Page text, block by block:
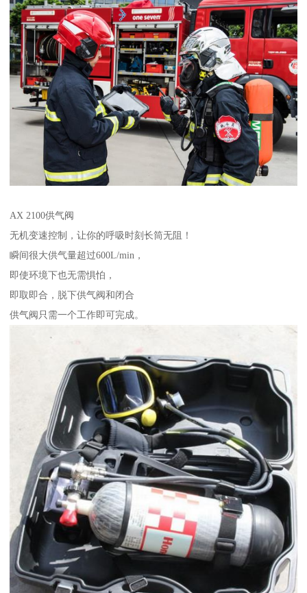
AX 2100供气阀
无机变速控制，让你的呼吸时刻长筒无阻！
瞬间很大供气量超过600L/min，
即使环境下也无需惧怕，
即取即合，脱下供气阀和闭合
供气阀只需一个工作即可完成。